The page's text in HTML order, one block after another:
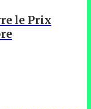
le Prix